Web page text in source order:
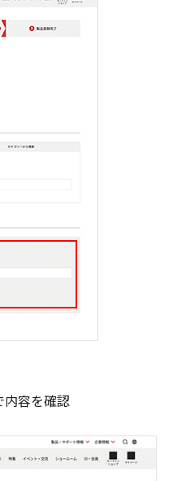
内容を確認